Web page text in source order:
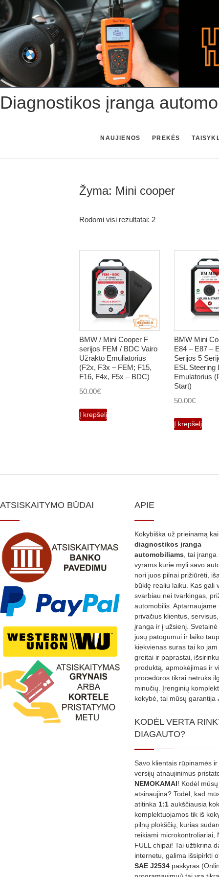
Skip
to
content
Diagnostikos įranga
NAUJIENOS PREKĖS
Žyma: Mini cooper
Rodomi visi rezultatai: 2
BMW / Mini Cooper F
serijos FEM / BDC Vairo
Užrakto Emuliatorius
(F2x, F3x – FEM; F15,
F16, F4x, F5x – BDC)
50.00€
Į krepšelį
BMW Mini
E84 – E87 –
Serijos 5
ESL Steering
Emulatorius
Start)
50.00€
Į krepšelį
ATSISKAITYMO BŪDAI APIE
Kokybiška už prieinamą
diagnostikos įranga
automobiliams , tai
vyrams kurie myli savo
nori juos pilnai prižiūrėti,
būklę realiu laiku. Kas gali
svarbiau nei tvarkingas,
automobilis. Aptarnaujame
privačius klientus,
įranga ir į užsienį.
jūsų patogumui ir laiko
kiekvienas suras tai ko
greitai ir paprastai,
produktą, apmokėjimas ir
procedūros tikrai netruks
minučių. Įrenginių
kokybė, tai mūsų garantija
KODĖL VERTA
DIAGAUTO?
Savo klientais rūpinamės
versijų atnaujinimus
NEMOKAMAI! Kodėl
atsinaujina? Todėl, kad
atitinka 1:1 aukščiausia
komplektuojamos tik iš
pilnų plokščių, kurias
reikiami microkontroliariai,
FULL chipai! Tai užtikrina
internetu, galima išsipirkti
SAE J2534 paskyras